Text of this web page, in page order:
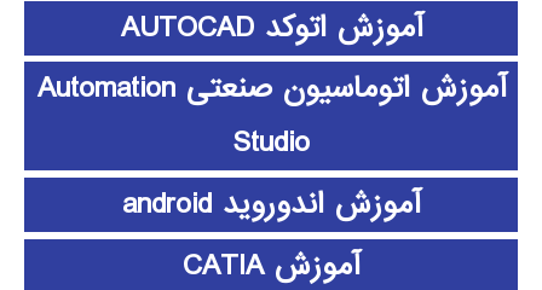
آموزش اتوکد AUTOCAD
آموزش اتوماسیون صنعتی Automation
Studio
آموزش اندوروید android
آموزش CATIA